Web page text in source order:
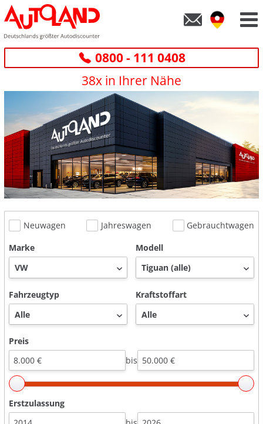
0800 - 111 0408
38x in Ihrer Nähe
Neuwagen Jahreswagen
Gebrauchtwagen
Marke
Modell
Fahrzeugtyp Kraftstoffart
Preis
bis
Erstzulassung